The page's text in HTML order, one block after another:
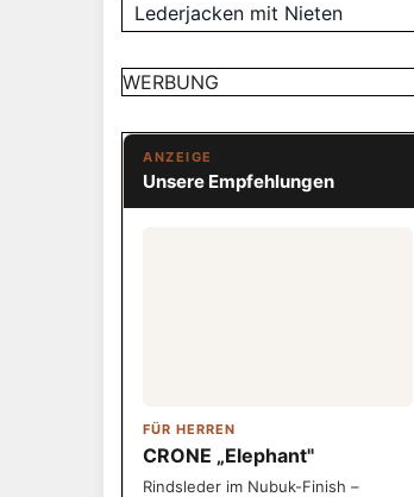
Lederjacken mit Nieten
WERBUNG
ANZEIGE
Unsere Empfehlungen
FÜR HERREN
CRONE „Elephant"
Rindsleder im Nubuk-Finish –